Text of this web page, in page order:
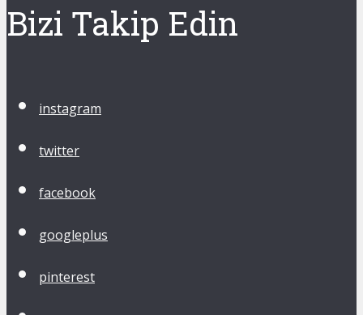
Bizi Takip Edin
instagram
twitter
facebook
googleplus
pinterest